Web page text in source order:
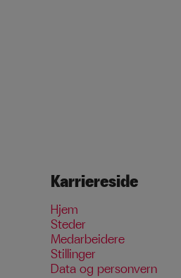
Karriereside
Hjem
Steder
Medarbeidere
Stillinger
Data og personvern